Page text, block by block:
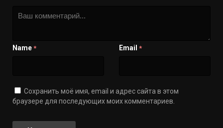
Name * Email *
Сохранить моё имя, email и адрес сайта в этом
браузере для последующих моих комментариев.